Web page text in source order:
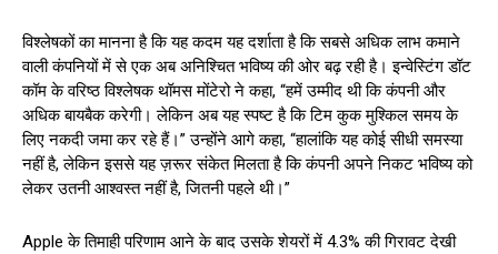
विश्लेषकों का मानना है कि यह कदम यह दर्शाता है कि सबसे अधिक लाभ कमाने
वाली कंपनियों में से एक अब अनिश्चित भविष्य की ओर बढ़ रही है। इन्वेस्टिंग डॉट
कॉम के वरिष्ठ विश्लेषक थॉमस मोंटेरो ने कहा, “हमें उम्मीद थी कि कंपनी और
अधिक बायबैक करेगी। लेकिन अब यह स्पष्ट है कि टिम कुक मुश्किल समय के
लिए नकदी जमा कर रहे हैं।” उन्होंने आगे कहा, “हालांकि यह कोई सीधी समस्या
नहीं है, लेकिन इससे यह ज़रूर संकेत मिलता है कि कंपनी अपने निकट भविष्य को
लेकर उतनी आश्वस्त नहीं है, जितनी पहले थी।”
Apple के तिमाही परिणाम आने के बाद उसके शेयरों में 4.3% की गिरावट देखी